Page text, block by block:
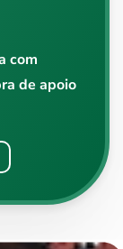
com
de apoio